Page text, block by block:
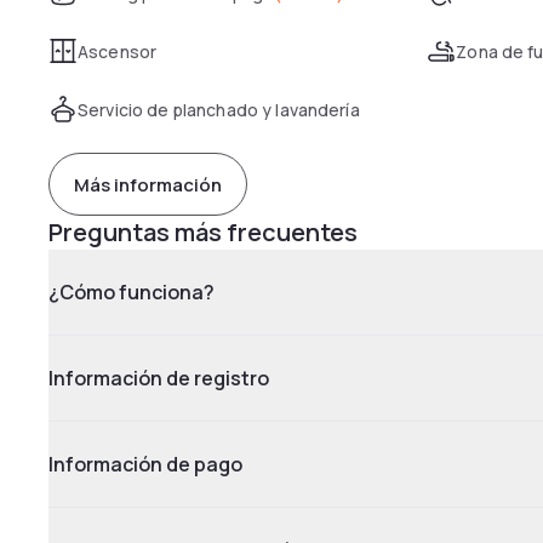
Ascensor Zona de
Servicio de planchado y lavandería
Más información
Preguntas más frecuentes
¿Cómo funciona?
Información de registro
Información de pago